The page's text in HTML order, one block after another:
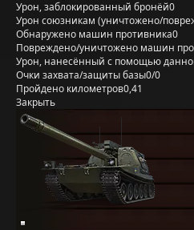
Урон, заблокированный бронёй0
Урон союзникам (уничтожено/
Обнаружено машин противника0
Повреждено/уничтожено машин
Урон, нанесённый с помощью
Очки захвата/защиты базы0/0
Пройдено километров0,41
Закрыть